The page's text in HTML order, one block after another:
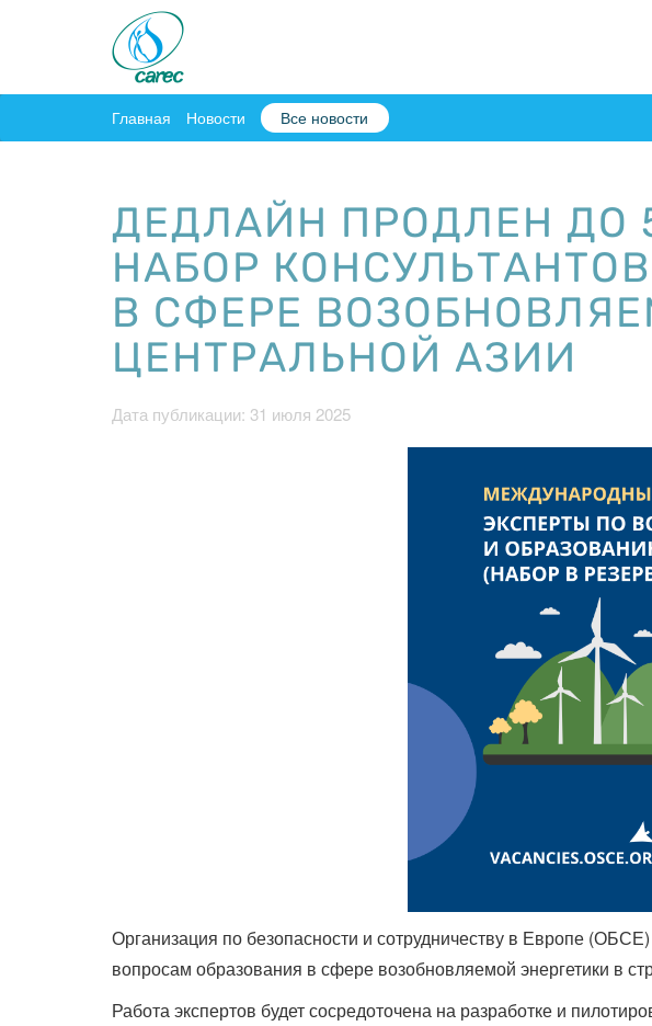
Главная Новости Все новости
ДЕДЛАЙН ПРОДЛЕН ДО
НАБОР
В СФЕРЕ
ЦЕНТРАЛЬНОЙ АЗИИ
Дата публикации: 31 июля 2025
Организация по безопасности и сотрудничеству в Европе
вопросам образования в сфере возобновляемой энергетики в
Работа экспертов будет сосредоточена на разработке и